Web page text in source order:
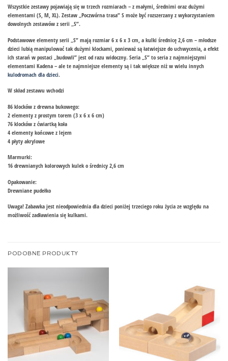
Wszystkie zestawy pojawiają się w trzech rozmiarach – z małymi, średnimi oraz dużymi
elementami (S, M, XL). Zestaw „Poczwórna trasa” S może być rozszerzany z wykorzystaniem
dowolnych zestawów z serii „S”.
Podstawowe elementy serii „S” mają rozmiar 6 x 6 x 3 cm, a kulki średnicę 2,6 cm – młodsze
dzieci lubią manipulować tak dużymi klockami, ponieważ są łatwiejsze do uchwycenia, a efekt
ich starań w postaci „budowli” jest od razu widoczny. Seria „S” to seria z najmniejszymi
elementami Kadena – ale te najmniejsze elementy są i tak większe niż w wielu innych
kulodromach dla dzieci.
W skład zestawu wchodzi
86 klocków z drewna bukowego:
2 elementy z prostym torem (3 x 6 x 6 cm)
76 klocków z ćwiartką koła
4 elementy końcowe z lejem
4 płyty akrylowe
Marmurki:
16 drewnianych kolorowych kulek o średnicy 2,6 cm
Opakowanie:
Drewniane pudełko
Uwaga! Zabawka jest nieodpowiednia dla dzieci poniżej trzeciego roku życia ze względu na
możliwość zadławienia się kulkami.
PODOBNE PRODUKTY